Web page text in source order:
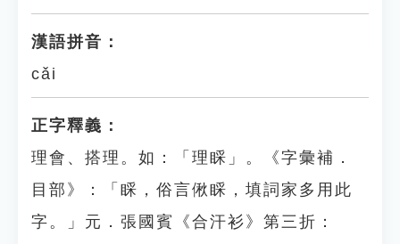
漢語拼音：
cǎi
正字釋義：
理會、搭理。如：「理睬」。《字彙補．
目部》：「睬，俗言偢睬，填詞家多用此
字。」元．張國賓《合汗衫》第三折：